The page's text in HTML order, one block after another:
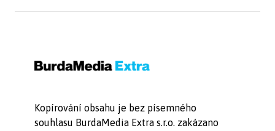
Kopírování obsahu je bez písemného
souhlasu BurdaMedia Extra s.r.o. zakázano